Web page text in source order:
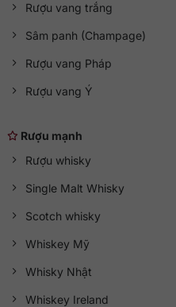
Rượu vang trắng
Sâm panh (Champage)
Rượu vang Pháp
Rượu vang Ý
Rượu mạnh
Rượu whisky
Single Malt Whisky
Scotch whisky
Whiskey Mỹ
Whisky Nhật
Whiskey Ireland